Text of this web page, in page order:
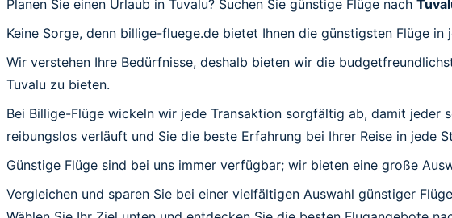
Planen Sie einen Urlaub in Tuvalu? Suchen Sie günstige Flüge nach
Keine Sorge, denn billige-fluege.de bietet Ihnen die günstigsten Flüge in
Wir verstehen Ihre Bedürfnisse, deshalb bieten wir die
Tuvalu zu bieten.
Bei Billige-Flüge wickeln wir jede Transaktion sorgfältig ab, damit jeder
reibungslos verläuft und Sie die beste Erfahrung bei Ihrer Reise in jede
Günstige Flüge sind bei uns immer verfügbar; wir bieten eine große
Vergleichen und sparen Sie bei einer vielfältigen Auswahl günstiger